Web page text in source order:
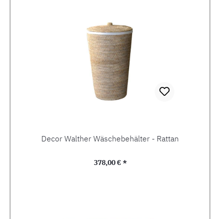
Decor Walther Wäschebehälter - Rattan
Regulärer Preis:
378,00 € *